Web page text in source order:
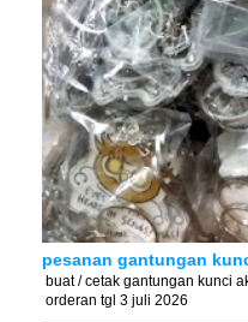
pesanan gantungan
buat / cetak gantungan kunci
orderan tgl 3 juli 2026